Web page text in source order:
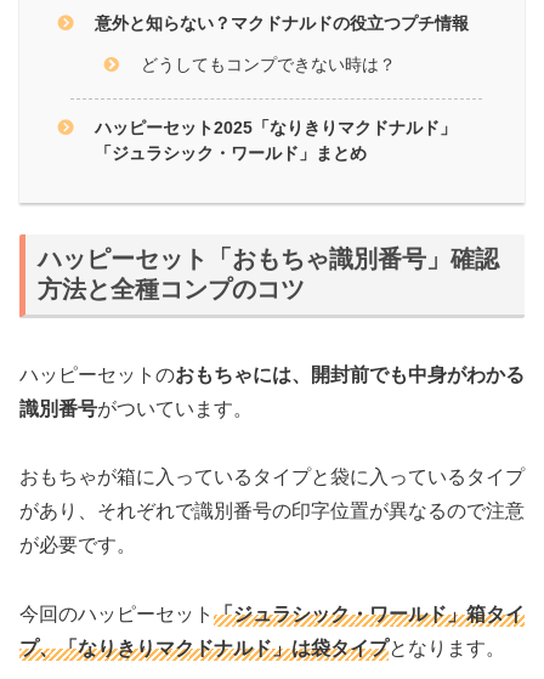
意外と知らない？マクドナルドの役立つプチ情報
どうしてもコンプできない時は？
ハッピーセット2025「なりきりマクドナルド」
「ジュラシック・ワールド」まとめ
ハッピーセット「おもちゃ識別番号」確認
方法と全種コンプのコツ
ハッピーセットのおもちゃには、開封前でも中身がわかる
識別番号がついています。
おもちゃが箱に入っているタイプと袋に入っているタイプ
があり、それぞれで識別番号の印字位置が異なるので注意
が必要です。
今回のハッピーセット 「ジュラシック・ワールド」箱タイ
プ、「なりきりマクドナルド」は袋タイプとなります。